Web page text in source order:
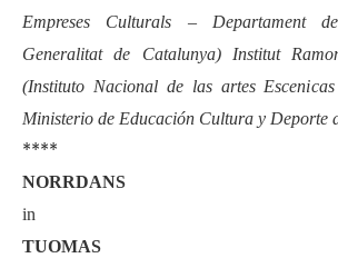
Empreses Culturals – Departament
Generalitat de Catalunya) Institut
(Instituto Nacional de las artes
Ministerio de Educación Cultura y Deporte
****
NORRDANS
in
TUOMAS